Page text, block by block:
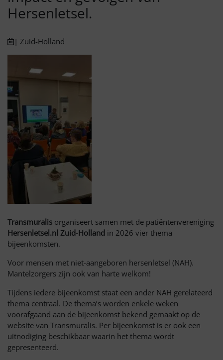
Hersenletsel.
| Zuid-Holland
Transmuralis organiseert samen met de patiëntenvereniging
Hersenletsel.nl Zuid-Holland in 2026 vier thema
bijeenkomsten.
Voor mensen met niet-aangeboren hersenletsel (NAH).
Mantelzorgers zijn ook van harte welkom!
Tijdens iedere bijeenkomst staat een ander NAH gerelateerd
thema centraal. De thema’s worden enkele weken
voorafgaand aan de bijeenkomst bekend gemaakt op de
website van Transmuralis. Per bijeenkomst is er ook een
uitnodiging beschikbaar waarin het thema wordt
gepresenteerd.